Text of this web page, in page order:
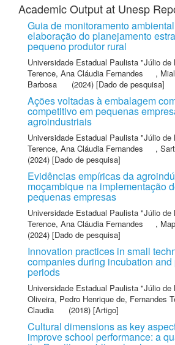
Academic Output at Unesp
Guia de monitoramento
elaboração do planejamento
pequeno produtor rural
Universidade Estadual Paulista "Júlio de
Terence, Ana Cláudia Fernandes
,
Barbosa
(2024) [Dado de pesquisa]
Ações voltadas à embalagem
competitivo em pequenas
agroindustriais
Universidade Estadual Paulista "Júlio de
Terence, Ana Cláudia Fernandes
,
(2024) [Dado de pesquisa]
Evidências empíricas da
moçambique na implementação
pequenas empresas
Universidade Estadual Paulista "Júlio de
Terence, Ana Cláudia Fernandes
,
(2024) [Dado de pesquisa]
Innovation practices in small
companies during incubation
periods
Universidade Estadual Paulista "Júlio de
Oliveira, Pedro Henrique de, Fernandes
Claudia
(2018) [Artigo]
Cultural dimensions as key
improve school performance: a